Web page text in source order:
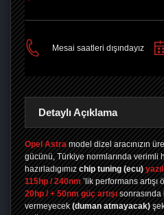
Mesai saatleri dışındayız
Detaylı Açıklama
Opel Astra model dizel aracınızın
gücünü, Türkiye normlarında verimli
hazırladıgımız chip tuning (ecu)
115hp / 240nm ’lik performans
20hp / + 50nm güç artışı sonrasında
vermeyecek (duman atmayacak)